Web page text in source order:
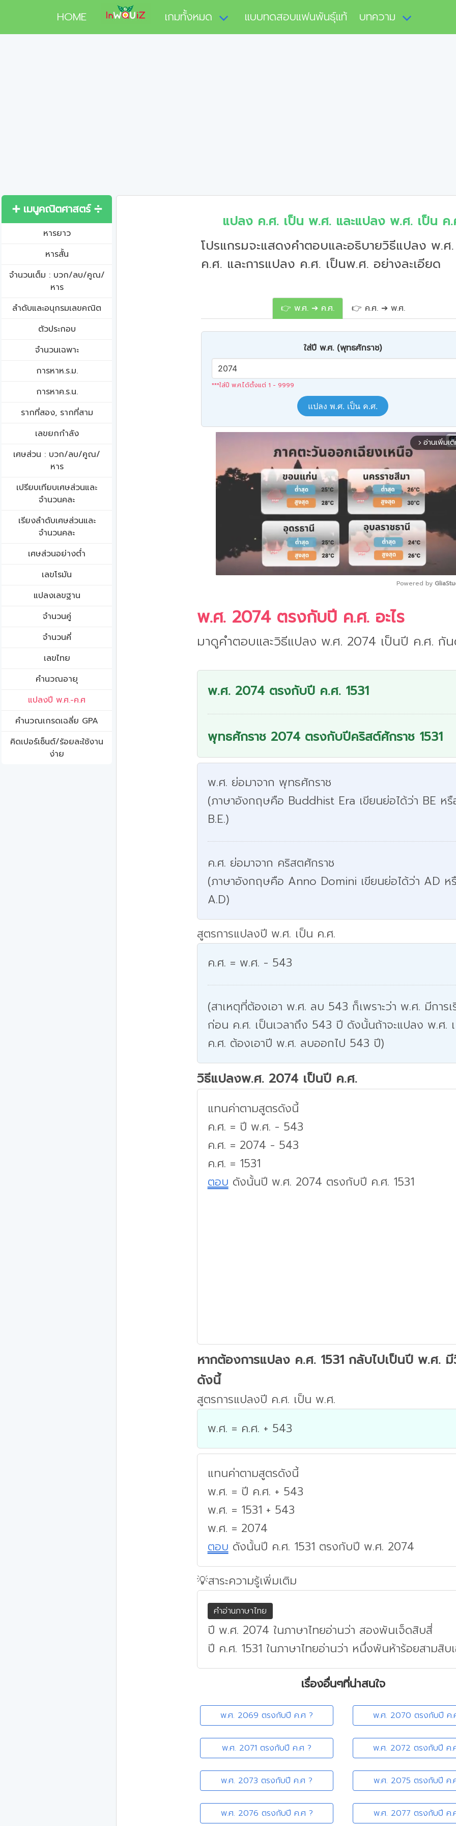
HOME เกมทั้งหมด แบบทดสอบแฟนพันธุ์แท้ บทความ
➕ เมนูคณิตศาสตร์ ➗
หารยาว
หารสั้น
จำนวนเต็ม : บวก/ลบ/คูณ/
หาร
ลำดับและอนุกรมเลขคณิต
ตัวประกอบ
จำนวนเฉพาะ
การหาห.ร.ม.
การหาค.ร.น.
รากที่สอง, รากที่สาม
เลขยกกำลัง
เศษส่วน : บวก/ลบ/คูณ/
หาร
เปรียบเทียบเศษส่วนและ
จำนวนคละ
เรียงลำดับเศษส่วนและ
จำนวนคละ
เศษส่วนอย่างต่ำ
เลขโรมัน
แปลงเลขฐาน
จำนวนคู่
จำนวนคี่
เลขไทย
คำนวณอายุ
แปลงปี พ.ศ.-ค.ศ
คํานวณเกรดเฉลี่ย GPA
คิดเปอร์เซ็นต์/ร้อยละใช้งาน
ง่าย
แปลง ค.ศ. เป็น พ.ศ. และแปลง พ.ศ. เป็น ค.
โปรแกรมจะแสดงคำตอบและอธิบายวิธีแปลง พ.ศ
ค.ศ. และการแปลง ค.ศ. เป็นพ.ศ. อย่างละเอียด
👉 พ.ศ. ➔ ค.ศ. 👉 ค.ศ. ➔ พ.ศ.
ใส่ปี พ.ศ. (พุทธศักราช)
***ใส่ปี พ.ศ.ได้ตั้งแต่ 1 - 9999
แปลง พ.ศ. เป็น ค.ศ.
arrow_forward_ios อ่านเพิ่มเ
Powered by
พ.ศ. 2074 ตรงกับปี ค.ศ. อะไร
มาดูคำตอบและวิธีแปลง พ.ศ. 2074 เป็นปี ค.ศ. กั
พ.ศ. 2074 ตรงกับปี ค.ศ. 1531
พุทธศักราช 2074 ตรงกับปีคริสต์ศักราช 1531
พ.ศ. ย่อมาจาก พุทธศักราช
(ภาษาอังกฤษคือ Buddhist Era เขียนย่อได้ว่า BE ห
B.E.)
ค.ศ. ย่อมาจาก คริสตศักราช
(ภาษาอังกฤษคือ Anno Domini เขียนย่อได้ว่า AD ห
A.D)
สูตรการแปลงปี พ.ศ. เป็น ค.ศ.
ค.ศ. = พ.ศ. - 543
(สาเหตุที่ต้องเอา พ.ศ. ลบ 543 ก็เพราะว่า พ.ศ. มีการเ
ก่อน ค.ศ. เป็นเวลาถึง 543 ปี ดังนั้นถ้าจะแปลง พ.ศ.
ค.ศ. ต้องเอาปี พ.ศ. ลบออกไป 543 ปี)
วิธีแปลงพ.ศ. 2074 เป็นปี ค.ศ.
แทนค่าตามสูตรดังนี้
ค.ศ. = ปี พ.ศ. - 543
ค.ศ. = 2074 - 543
ค.ศ. = 1531
ตอบ ดังนั้นปี พ.ศ. 2074 ตรงกับปี ค.ศ. 1531
หากต้องการแปลง ค.ศ. 1531 กลับไปเป็นปี พ.ศ.
ดังนี้
สูตรการแปลงปี ค.ศ. เป็น พ.ศ.
พ.ศ. = ค.ศ. + 543
แทนค่าตามสูตรดังนี้
พ.ศ. = ปี ค.ศ. + 543
พ.ศ. = 1531 + 543
พ.ศ. = 2074
ตอบ ดังนั้นปี ค.ศ. 1531 ตรงกับปี พ.ศ. 2074
💡สาระความรู้เพิ่มเติม
คำอ่านภาษาไทย
ปี พ.ศ. 2074 ในภาษาไทยอ่านว่า สองพันเจ็ดสิบสี่
ปี ค.ศ. 1531 ในภาษาไทยอ่านว่า หนึ่งพันห้าร้อยสามสิบ
เรื่องอื่นๆที่น่าสนใจ
พ.ศ. 2069 ตรงกับปี ค.ศ ? พ.ศ. 2070 ตรงกับปี ค.
พ.ศ. 2071 ตรงกับปี ค.ศ ? พ.ศ. 2072 ตรงกับปี ค.
พ.ศ. 2073 ตรงกับปี ค.ศ ? พ.ศ. 2075 ตรงกับปี ค.
พ.ศ. 2076 ตรงกับปี ค.ศ ? พ.ศ. 2077 ตรงกับปี ค.